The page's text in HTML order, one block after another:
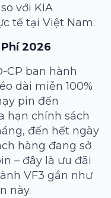
so với KIA
tế tại Việt Nam.
2026
CP ban hành
dài miễn 100%
pin đến
hạn chính sách
đến hết ngày
hàng đang sở
– đây là ưu đãi
VF3 gần như
này.